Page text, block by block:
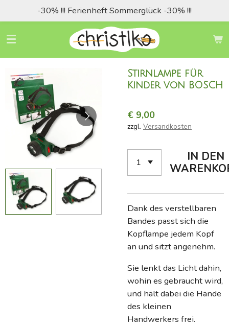
Hauptinhalt
springen
-30% !!! Ferienheft Sommerglück -30% !!!
Stirnlampe für
Kinder von BOSCH
€ 9,00
zzgl. Versandkosten
IN DEN
Dank des verstellbaren
Bandes passt sich die
Kopflampe jedem Kopf
an und sitzt angenehm.
Sie lenkt das Licht dahin,
wohin es gebraucht wird,
und hält dabei die Hände
des kleinen
Handwerkers frei.